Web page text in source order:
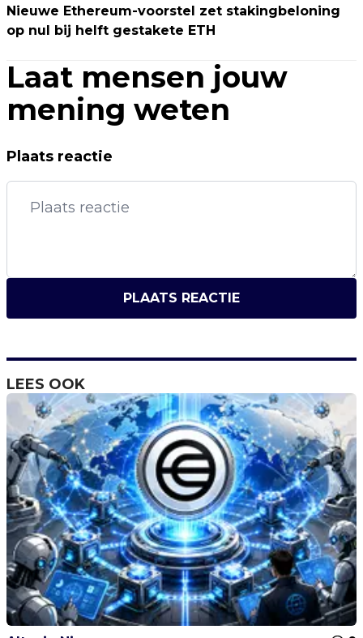
Nieuwe Ethereum-voorstel zet stakingbeloning
op nul bij helft gestakete ETH
Laat mensen jouw
mening weten
Plaats reactie
PLAATS REACTIE
LEES OOK